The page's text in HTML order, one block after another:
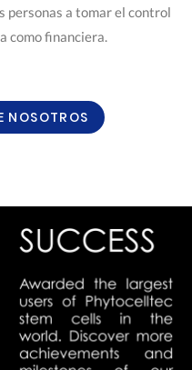
personas a tomar el control
como financiera.
NOSOTROS